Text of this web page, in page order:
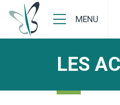
MENU
LES